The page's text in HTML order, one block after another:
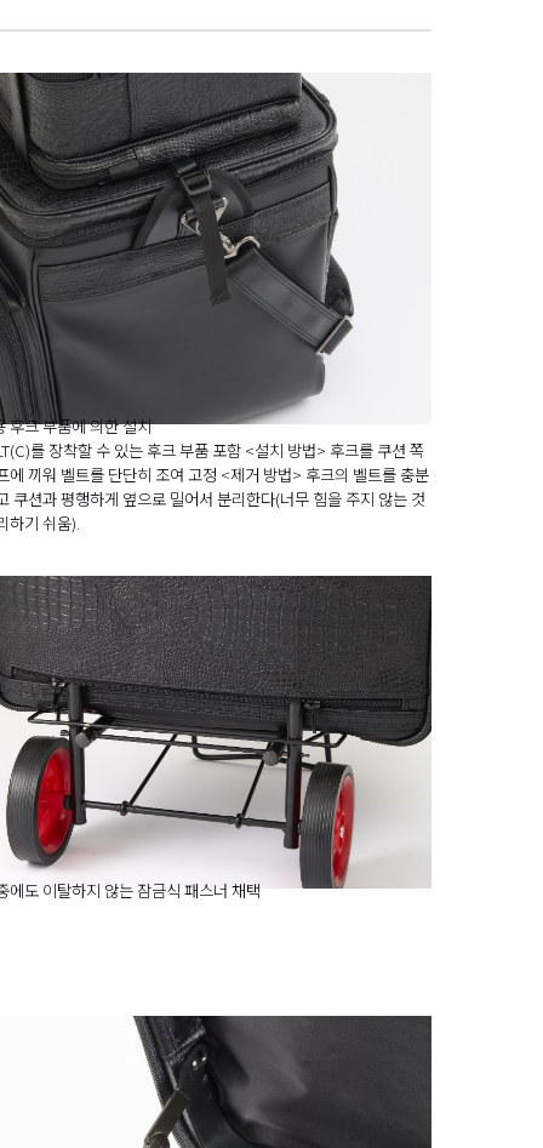
후크 부품에 의한 설치
를 장착할 수 있는 후크 부품 포함 <설치 방법> 후크를 쿠션 쪽
에 끼워 벨트를 단단히 조여 고정 <제거 방법> 후크의 벨트를 충분
쿠션과 평행하게 옆으로 밀어서 분리한다(너무 힘을 주지 않는 것
하기 쉬움).
에도 이탈하지 않는 잠금식 패스너 채택